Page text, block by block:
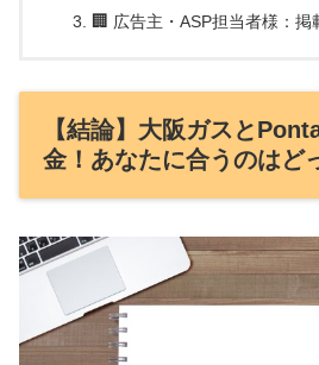
🏢 広告主・ASP担当者様：掲
【結論】大阪ガスと
金！あなたに合うのはど